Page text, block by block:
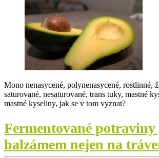
Mono nenasycené, polynenasycené, rostlinné,
saturované, nesaturované, trans tuky, mastné
mastné kyseliny, jak se v tom vyznat?
Fermentované potraviny
balzámem nejen na